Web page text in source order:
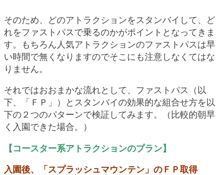
そのため、どのアトラクションをスタンバイして、ど
れをファストパスで乗るのかがポイントとなってきま
す。もちろん人気アトラクションのファストパスは早
い時間で無くなりますのでそこにも注意しなくてはな
りません。
それではおおまかな流れとして、ファストパス（以
下、「ＦＰ」）とスタンバイの効果的な組合せ方を以
下の２つのパターンで検証してみます。（比較的朝早
く入園できた場合。）
【コースター系アトラクションのプラン】
入園後、「スプラッシュマウンテン」のＦＰ取得